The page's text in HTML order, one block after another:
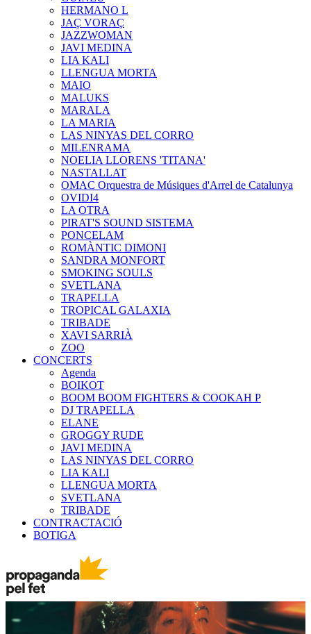
HERMANO L
JAÇ VORAÇ
JAZZWOMAN
JAVI MEDINA
LIA KALI
LLENGUA MORTA
MAIO
MALUKS
MARALA
LA MARIA
LAS NINYAS DEL CORRO
MILENRAMA
NOELIA LLORENS 'TITANA'
NASTALLAT
OMAC Orquestra de Músiques d'Arrel de Catalunya
OVIDI4
LA OTRA
PIRAT'S SOUND SISTEMA
PONCELAM
ROMÀNTIC DIMONI
SANDRA MONFORT
SMOKING SOULS
SVETLANA
TRAPELLA
TROPICAL GALAXIA
TRIBADE
XAVI SARRIÀ
ZOO
CONCERTS
Agenda
BOIKOT
BOOM BOOM FIGHTERS & COOKAH P
DJ TRAPELLA
ELANE
GROGGY RUDE
JAVI MEDINA
LAS NINYAS DEL CORRO
LIA KALI
LLENGUA MORTA
SVETLANA
TRIBADE
CONTRACTACIÓ
BOTIGA